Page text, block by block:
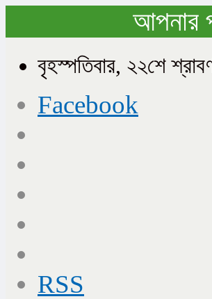
আপনার
বৃহস্পতিবার, ২২শে
Facebook
RSS